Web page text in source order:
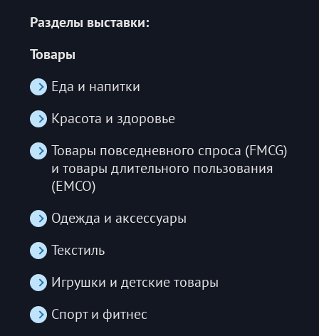
Разделы выставки:
Товары
Еда и напитки
Красота и здоровье
Товары повседневного спроса (FMCG)
и товары длительного пользования
(ЕМСО)
Одежда и аксессуары
Текстиль
Игрушки и детские товары
Спорт и фитнес